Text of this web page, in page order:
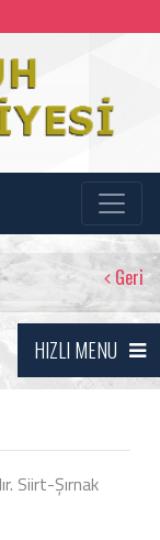
Geri
HIZLI MENU
Siirt-Şırnak